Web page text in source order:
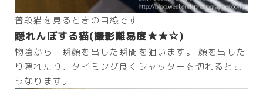
普段猫を見るときの目線です
隠れんぼする猫(撮影難易度★★☆)
物陰から一瞬顔を出した瞬間を狙います。 顔を出した
り隠れたり、タイミング良くシャッターを切れるとこ
うなります。